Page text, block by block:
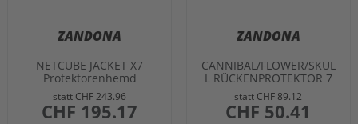
ZANDONA
NETCUBE JACKET X7
Protektorenhemd
statt CHF 243.96
sonderangebot
CHF 195.17
ZANDONA
CANNIBAL/FLOWER/SKUL
L RÜCKENPROTEKTOR 7
SCHUPPEN
statt CHF 89.12
sonderangebot
CHF 50.41